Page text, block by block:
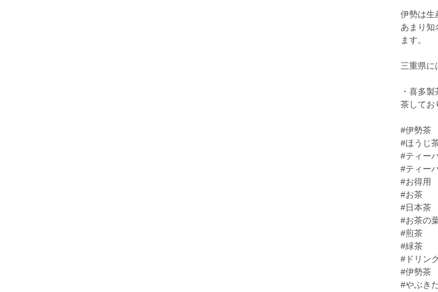
伊勢は生
あまり知
ます。
三重県に
・喜多
茶してお
#伊勢茶
#ほうじ
#ティー
#ティー
#お得用
#お茶
#日本茶
#お茶の
#煎茶
#緑茶
#ドリンク
#伊勢茶
#やぶき